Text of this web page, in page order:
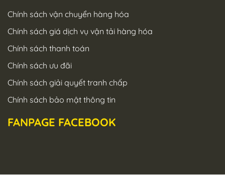
Chính sách vận chuyển hàng hóa
Chính sách giá dịch vụ vận tải hàng hóa
Chính sách thanh toán
Chính sách ưu đãi
Chính sách giải quyết tranh chấp
Chính sách bảo mật thông tin
FANPAGE FACEBOOK